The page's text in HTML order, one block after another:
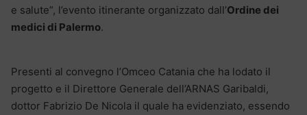
e salute”, l’evento itinerante organizzato dall’Ordine dei
medici di Palermo.
Presenti al convegno l’Omceo Catania che ha lodato il
progetto e il Direttore Generale dell’ARNAS Garibaldi,
dottor Fabrizio De Nicola il quale ha evidenziato, essendo